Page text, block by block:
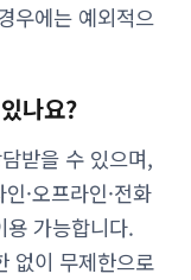
우에는 예외적으
나요?
받을 수 있으며,
·오프라인·전화
용 가능합니다.
없이 무제한으로